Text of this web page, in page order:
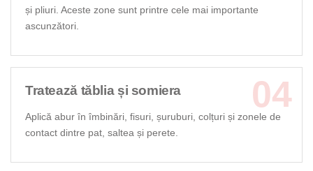
și pliuri. Aceste zone sunt printre cele mai importante
ascunzători.
Tratează tăblia și somiera
Aplică abur în îmbinări, fisuri, șuruburi, colțuri și zonele de
contact dintre pat, saltea și perete.